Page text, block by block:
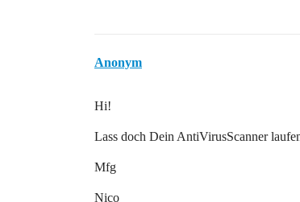
Anonym
Hi!
Lass doch Dein AntiVirusScanner
Mfg
Nico